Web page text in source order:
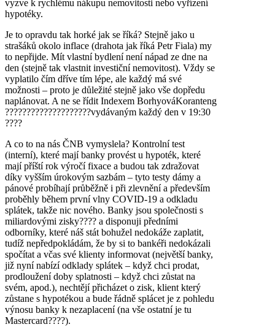
vyzve k rychlému nákupu nemovitosti nebo vyřízení
hypotéky.
Je to opravdu tak horké jak se říká? Stejně jako u
strašáků okolo inflace (drahota jak říká Petr Fiala) my
to nepřijde. Mít vlastní bydlení není nápad ze dne na
den (stejně tak vlastnit investiční nemovitost). Vždy se
vyplatilo čím dříve tím lépe, ale každý má své
možnosti – proto je důležité stejně jako vše dopředu
naplánovat. A ne se řídit Indexem BorhyováKoranteng
????????????????‍????vydávaným každý den v 19:30
????
A co to na nás ČNB vymyslela? Kontrolní test
(interní), které mají banky provést u hypoték, které
mají příští rok výročí fixace a budou tak zdražovat
díky vyšším úrokovým sazbám – tyto testy dámy a
pánové probíhají průběžně i při zlevnění a především
proběhly během první vlny COVID-19 a odkladu
splátek, takže nic nového. Banky jsou společnosti s
miliardovými zisky???? a disponuji předními
odborníky, které náš stát bohužel nedokáže zaplatit,
tudíž nepředpokládám, že by si to bankéři nedokázali
spočítat a včas své klienty informovat (největší banky,
již nyní nabízí odklady splátek – když chci prodat,
prodloužení doby splatnosti – když chci zůstat na
svém, apod.), nechtějí přicházet o zisk, klient který
zůstane s hypotékou a bude řádně splácet je z pohledu
výnosu banky k nezaplacení (na vše ostatní je tu
Mastercard????).